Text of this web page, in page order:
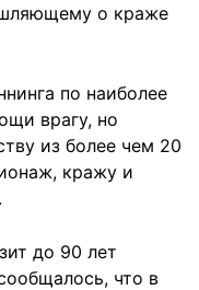
о краже
по наиболее
врагу, но
из более чем 20
кражу и
до 90 лет
что в